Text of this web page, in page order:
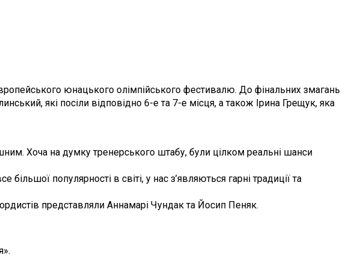
юнацького олімпійського фестивалю. До фінальних змагань
які посіли відповідно 6-е та 7-е місця, а також Ірина Грещук, яка
Хоча на думку тренерського штабу, були цілком реальні шанси
популярності в світі, у нас з’являються гарні традиції та
представляли Аннамарі Чундак та Йосип Пеняк.